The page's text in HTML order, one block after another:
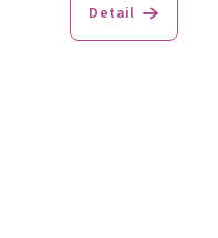
Detail